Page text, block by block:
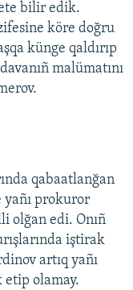
bilir edik.
köre doğru
künge qaldırıp
malümatını
qabaatlanğan
yañı prokuror
olğan edi. Onıñ
iştirak
artıq yañı
olamay.